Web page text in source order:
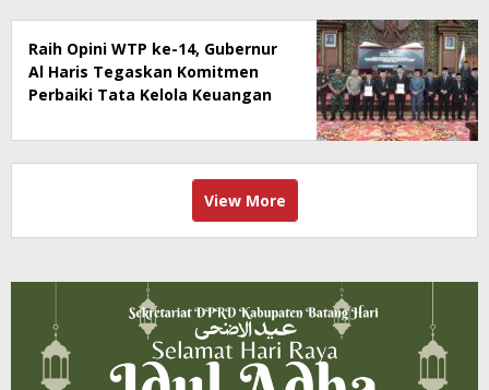
Raih Opini WTP ke-14, Gubernur
Al Haris Tegaskan Komitmen
Perbaiki Tata Kelola Keuangan
View More